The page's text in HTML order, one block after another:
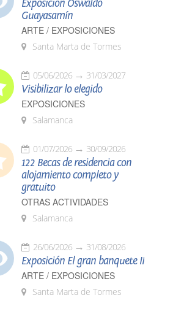
Exposición Oswaldo
Guayasamín
ARTE / EXPOSICIONES
Santa Marta de Tormes
05/06/2026 31/03/2027
Visibilizar lo elegido
EXPOSICIONES
Salamanca
01/07/2026 30/09/2026
122 Becas de residencia con
alojamiento completo y
gratuito
OTRAS ACTIVIDADES
Salamanca
26/06/2026 31/08/2026
Exposición El gran banquete II
ARTE / EXPOSICIONES
Santa Marta de Tormes